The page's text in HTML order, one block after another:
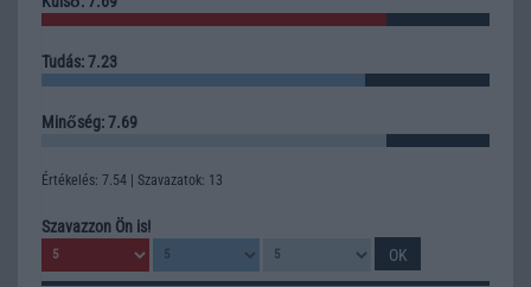
Tudás: 7.23
Minőség: 7.69
Értékelés: 7.54 | Szavazatok: 13
Szavazzon Ön is!